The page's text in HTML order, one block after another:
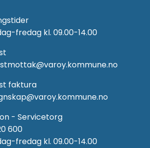
fredag kl. 09.00-14.00
faktura
- Servicetorg
600
fredag kl. 09.00-14.00